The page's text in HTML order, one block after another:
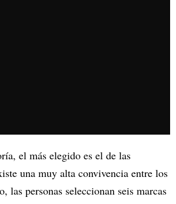
el más elegido es el de las
una muy alta convivencia entre los
las personas seleccionan seis marcas